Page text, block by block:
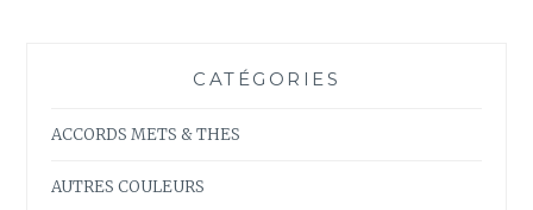
CATÉGORIES
ACCORDS METS & THES
AUTRES COULEURS